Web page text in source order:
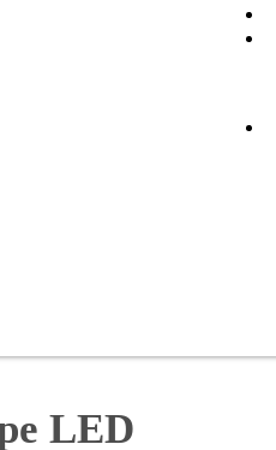
LED